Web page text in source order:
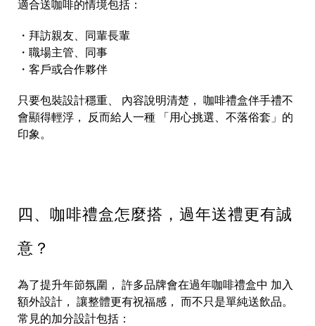
適合送咖啡的情境包括：
・拜訪親友、同輩長輩
・職場主管、同事
・客戶或合作夥伴
只要包裝設計穩重、 內容說明清楚， 咖啡禮盒伴手禮不
會顯得輕浮， 反而給人一種 「用心挑選、不落俗套」的
印象。
四、咖啡禮盒怎麼搭，過年送禮更有誠
意？
為了提升年節氛圍， 許多品牌會在過年咖啡禮盒中 加入
額外設計， 讓整體更有祝福感， 而不只是單純送飲品。
常見的加分設計包括：